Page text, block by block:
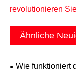
revolutionieren
Ähnliche
Wie funktioniert